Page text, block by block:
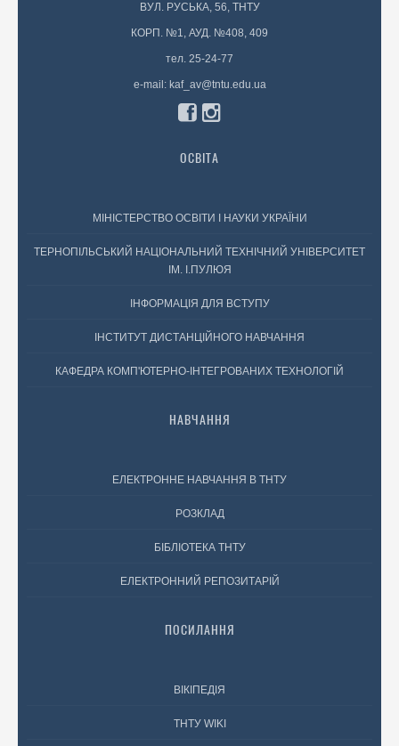
ВУЛ. РУСЬКА, 56, ТНТУ
КОРП. №1, АУД. №408, 409
тел. 25-24-77
e-mail: kaf_av@tntu.edu.ua
ОСВІТА
МІНІСТЕРСТВО ОСВІТИ І НАУКИ УКРАЇНИ
ТЕРНОПІЛЬСЬКИЙ НАЦІОНАЛЬНИЙ ТЕХНІЧНИЙ УНІВЕРСИТЕТ
ІМ. І.ПУЛЮЯ
ІНФОРМАЦІЯ ДЛЯ ВСТУПУ
ІНСТИТУТ ДИСТАНЦІЙНОГО НАВЧАННЯ
КАФЕДРА КОМП'ЮТЕРНО-ІНТЕГРОВАНИХ ТЕХНОЛОГІЙ
НАВЧАННЯ
ЕЛЕКТРОННЕ НАВЧАННЯ В ТНТУ
РОЗКЛАД
БІБЛІОТЕКА ТНТУ
ЕЛЕКТРОННИЙ РЕПОЗИТАРІЙ
ПОСИЛАННЯ
ВІКІПЕДІЯ
ТНТУ WIKI